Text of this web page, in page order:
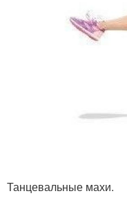
Танцевальные махи.